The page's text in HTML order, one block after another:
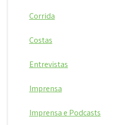
Corrida
Costas
Entrevistas
Imprensa
Imprensa e Podcasts